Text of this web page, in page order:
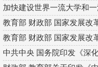
中共中央 国务院印发《深